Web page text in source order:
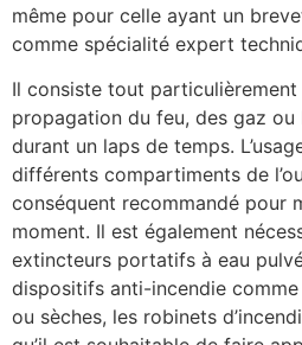
même pour celle ayant un
comme spécialité expert
Il consiste tout particulièrement
propagation du feu, des gaz
durant un laps de temps.
différents compartiments de
conséquent recommandé pour
moment. Il est également
extincteurs portatifs à eau
dispositifs anti-incendie
ou sèches, les robinets